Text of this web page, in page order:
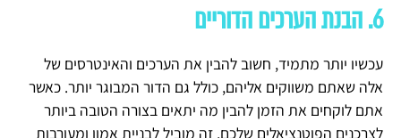
6. הבנת הערכים הדוריים
עכשיו יותר מתמיד, חשוב להבין את הערכים והאינטרסים של
אלה שאתם משווקים אליהם, כולל גם הדור המבוגר יותר. כאשר
אתם לוקחים את הזמן להבין מה יתאים בצורה הטובה ביותר
לצרכנים הפוטנציאלים שלכם, זה מוביל לבניית אמון ומעורבות